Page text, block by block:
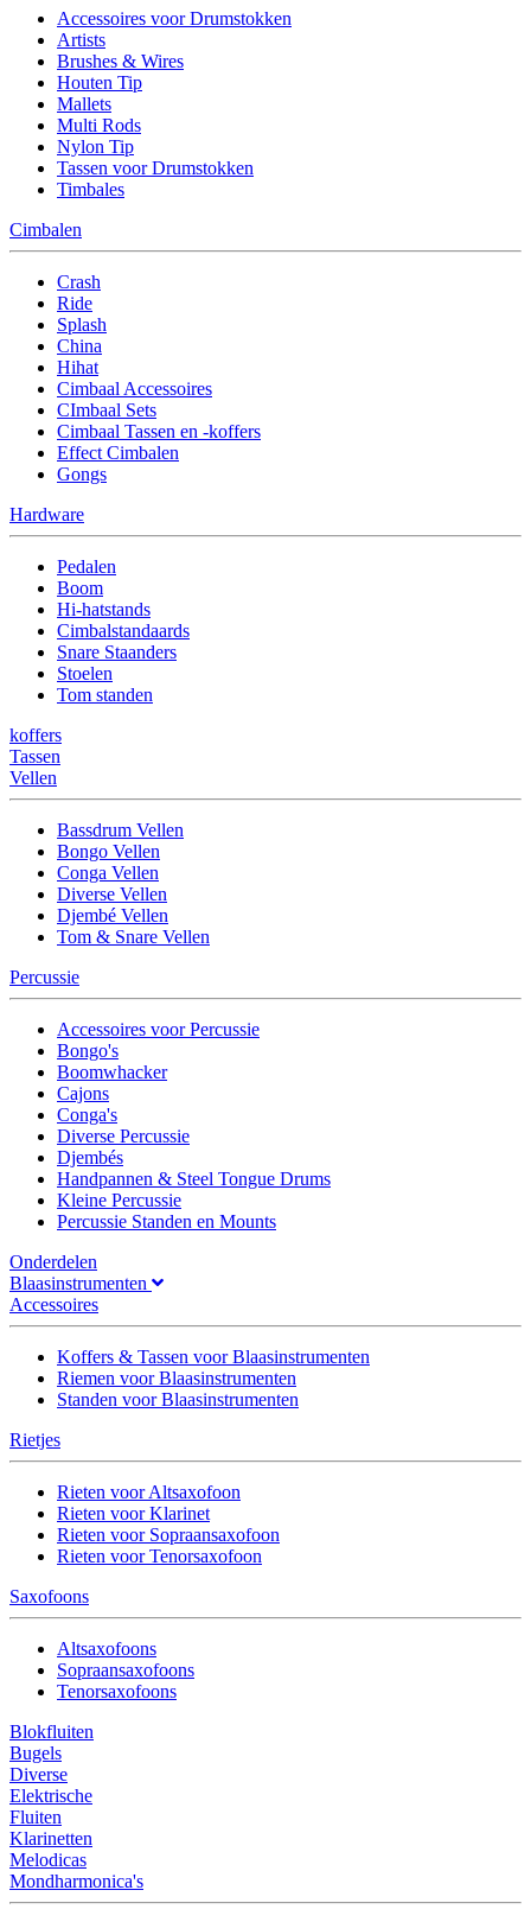
Accessoires voor Drumstokken
Artists
Brushes & Wires
Houten Tip
Mallets
Multi Rods
Nylon Tip
Tassen voor Drumstokken
Timbales
Cimbalen
Crash
Ride
Splash
China
Hihat
Cimbaal Accessoires
CImbaal Sets
Cimbaal Tassen en -koffers
Effect Cimbalen
Gongs
Hardware
Pedalen
Boom
Hi-hatstands
Cimbalstandaards
Snare Staanders
Stoelen
Tom standen
koffers
Tassen
Vellen
Bassdrum Vellen
Bongo Vellen
Conga Vellen
Diverse Vellen
Djembé Vellen
Tom & Snare Vellen
Percussie
Accessoires voor Percussie
Bongo's
Boomwhacker
Cajons
Conga's
Diverse Percussie
Djembés
Handpannen & Steel Tongue Drums
Kleine Percussie
Percussie Standen en Mounts
Onderdelen
Blaasinstrumenten
Accessoires
Koffers & Tassen voor Blaasinstrumenten
Riemen voor Blaasinstrumenten
Standen voor Blaasinstrumenten
Rietjes
Rieten voor Altsaxofoon
Rieten voor Klarinet
Rieten voor Sopraansaxofoon
Rieten voor Tenorsaxofoon
Saxofoons
Altsaxofoons
Sopraansaxofoons
Tenorsaxofoons
Blokfluiten
Bugels
Diverse
Elektrische
Fluiten
Klarinetten
Melodicas
Mondharmonica's